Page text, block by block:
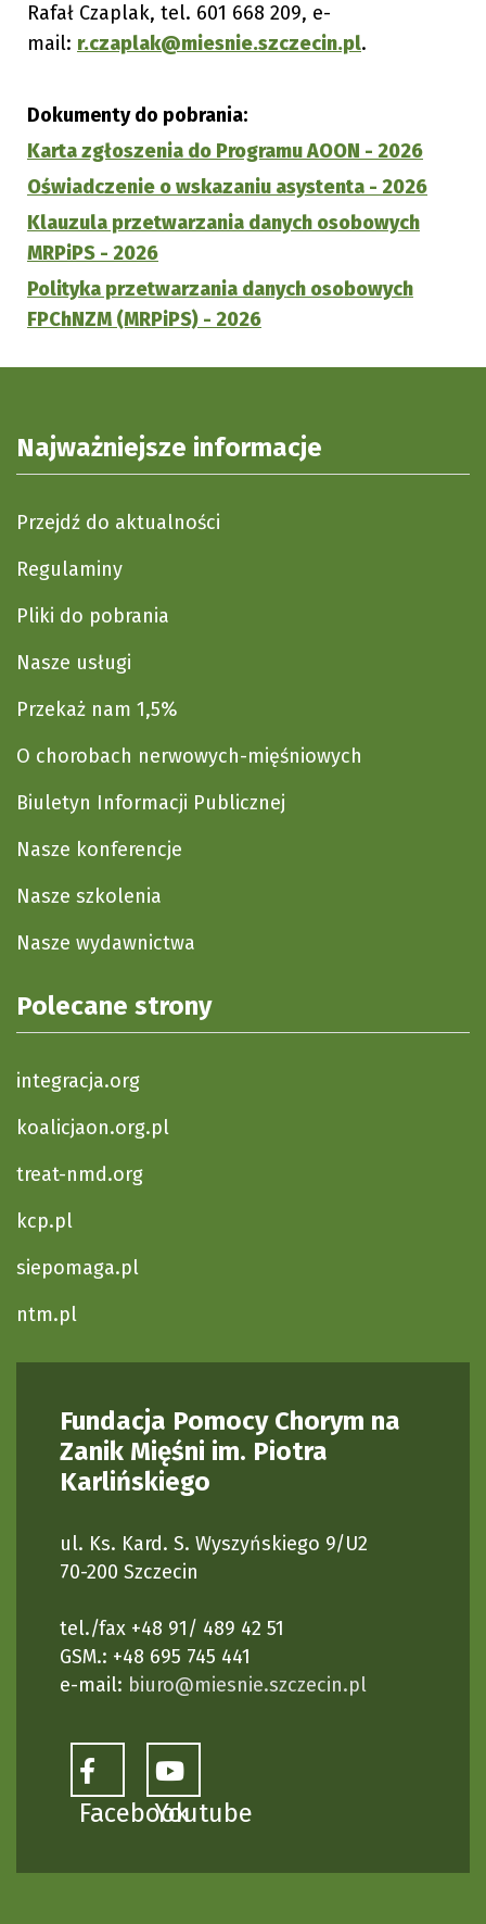
Rafał Czaplak, tel. 601 668 209, e-
mail: r.czaplak@miesnie.szczecin.pl.
Dokumenty do pobrania:
Karta zgłoszenia do Programu AOON - 2026
Oświadczenie o wskazaniu asystenta - 2026
Klauzula przetwarzania danych osobowych
MRPiPS - 2026
Polityka przetwarzania danych osobowych
FPChNZM (MRPiPS) - 2026
Najważniejsze informacje
Przejdź do aktualności
Regulaminy
Pliki do pobrania
Nasze usługi
Przekaż nam 1,5%
O chorobach nerwowych-mięśniowych
Biuletyn Informacji Publicznej
Nasze konferencje
Nasze szkolenia
Nasze wydawnictwa
Polecane strony
integracja.org
koalicjaon.org.pl
treat-nmd.org
kcp.pl
siepomaga.pl
ntm.pl
Fundacja Pomocy Chorym na
Zanik Mięśni im. Piotra
Karlińskiego
ul. Ks. Kard. S. Wyszyńskiego 9/U2
70-200 Szczecin
tel./fax +48 91/ 489 42 51
GSM.: +48 695 745 441
e-mail: biuro@miesnie.szczecin.pl
FacebookYoutube